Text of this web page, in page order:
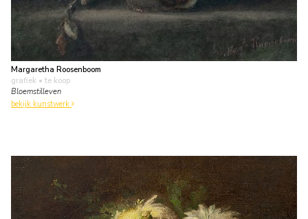
Margaretha Roosenboom
grafiek • te koop
Bloemstilleven
bekijk kunstwerk